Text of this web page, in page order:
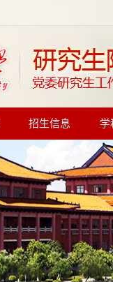
招生信息 学